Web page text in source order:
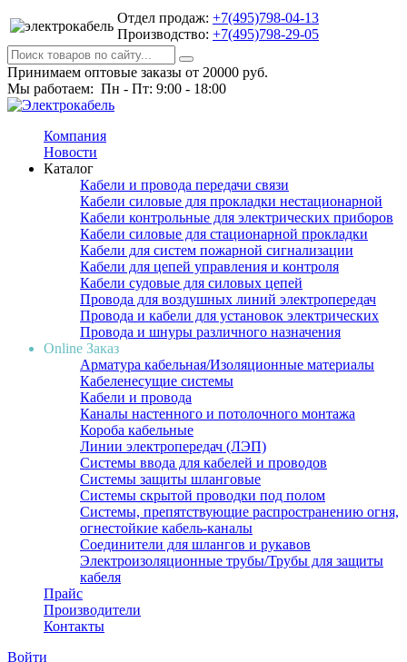
Отдел продаж: +7(495)798-04-13
Производство: +7(495)798-29-05
Принимаем оптовые заказы от 20000 руб.
Мы работаем: Пн - Пт: 9:00 - 18:00
Компания
Новости
Каталог
Кабели и провода передачи связи
Кабели силовые для прокладки нестационарной
Кабели контрольные для электрических приборов
Кабели силовые для стационарной прокладки
Кабели для систем пожарной сигнализации
Кабели для цепей управления и контроля
Кабели судовые для силовых цепей
Провода для воздушных линий электропередач
Провода и кабели для установок электрических
Провода и шнуры различного назначения
Online Заказ
Арматура кабельная/Изоляционные материалы
Кабеленесущие системы
Кабели и провода
Каналы настенного и потолочного монтажа
Короба кабельные
Линии электропередач (ЛЭП)
Системы ввода для кабелей и проводов
Системы защиты шланговые
Системы скрытой проводки под полом
Системы, препятствующие распространению огня,
огнестойкие кабель-каналы
Соединители для шлангов и рукавов
Электроизоляционные трубы/Трубы для защиты
кабеля
Прайс
Производители
Контакты
Войти